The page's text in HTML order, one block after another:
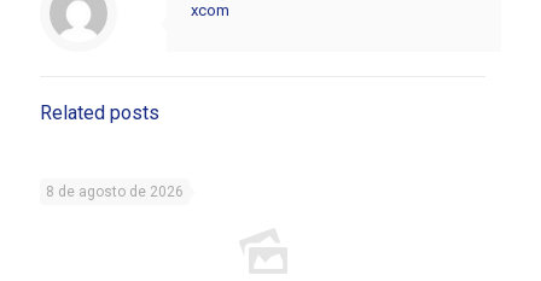
xcom
Related posts
8 de agosto de 2026